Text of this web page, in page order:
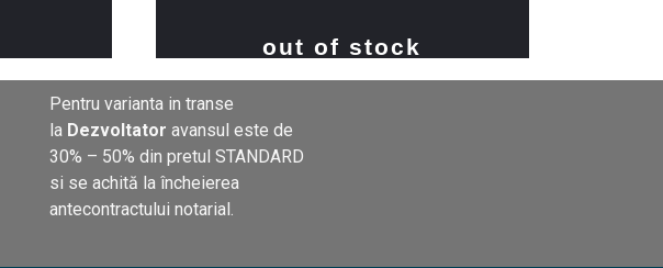
out of stock
Pentru varianta in transe
la Dezvoltator avansul este de
30% – 50% din pretul STANDARD
si se achită la încheierea
antecontractului notarial.